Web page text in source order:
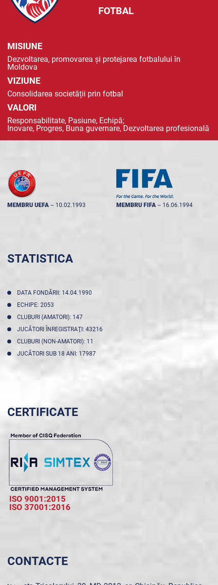
FOTBAL
MISIUNE
Dezvoltarea, promovarea și protejarea fotbalului în
Moldova
VIZIUNE
Consolidarea societății prin fotbal
VALORI
Responsabilitate, Pasiune, Echipă;
Inovare, Progres, Buna guvernare, Dezvoltarea profesională
MEMBRU UEFA -- 10.02.1993 MEMBRU FIFA -- 16.06.1994
STATISTICA
DATA FONDĂRII: 14.04.1990
ECHIPE: 2053
CLUBURI (AMATORI): 147
JUCĂTORI ÎNREGISTRAŢI: 43216
CLUBURI (NON-AMATORI): 11
JUCĂTORI SUB 18 ANI: 17987
CERTIFICATE
ISO 9001:2015
ISO 37001:2016
CONTACTE